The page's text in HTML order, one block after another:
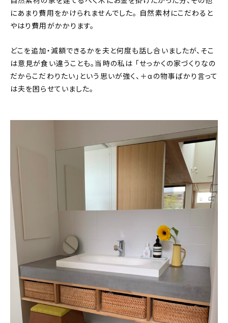
にあまり費用をかけられませんでした。 自然素材にこだわると
やはり費用がかかります。
どこを追加・減額できるかを夫と何度も話し合いましたが、そこ
は意見が食い違うことも。当時の私は 「せっかくの家づくりなの
だからこだわりたい」という思いが強く、＋αの物事ばかり言って
は夫を困らせていました。